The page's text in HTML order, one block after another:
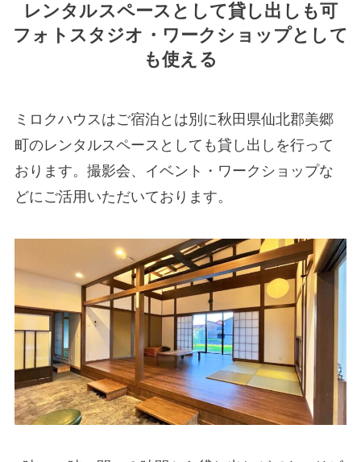
レンタルスペースとして貸し出しも可
フォトスタジオ・ワークショップとして
も使える
ミロクハウスはご宿泊とは別に秋田県仙北郡美郷
町のレンタルスペースとしても貸し出しを行って
おります。撮影会、イベント・ワークショップな
どにご活用いただいております。